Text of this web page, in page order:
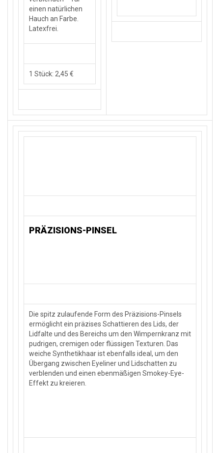
einen natürlichen
Hauch an Farbe.
Latexfrei.
1 Stück: 2,45 €
PRÄZISIONS-PINSEL
Die spitz zulaufende Form des Präzisions-Pinsels
ermöglicht ein präzises Schattieren des Lids, der
Lidfalte und des Bereichs um den Wimpernkranz mit
pudrigen, cremigen oder flüssigen Texturen. Das
weiche Synthetikhaar ist ebenfalls ideal, um den
Übergang zwischen Eyeliner und Lidschatten zu
verblenden und einen ebenmäßigen Smokey-Eye-
Effekt zu kreieren.